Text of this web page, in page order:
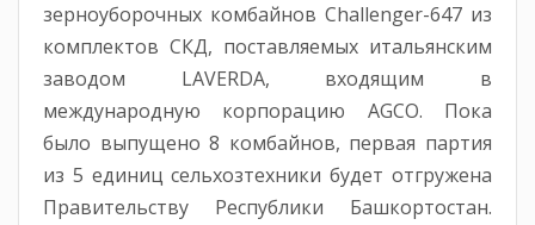
зерноуборочных комбайнов Challenger-647 из
комплектов СКД, поставляемых итальянским
заводом LAVERDA, входящим в
международную корпорацию AGCO. Пока
было выпущено 8 комбайнов, первая партия
из 5 единиц сельхозтехники будет отгружена
Правительству Республики Башкортостан.